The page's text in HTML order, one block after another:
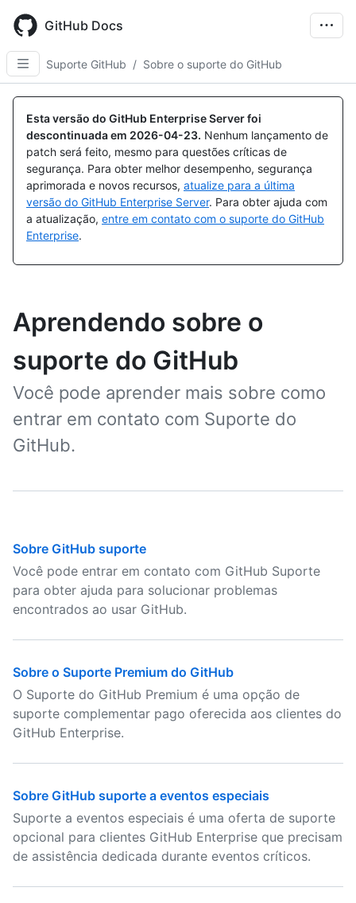
main
content
GitHub Docs
Suporte GitHub / Sobre o suporte do GitHub
Esta versão do GitHub Enterprise Server foi
descontinuada em 2026-04-23. Nenhum lançamento de
patch será feito, mesmo para questões críticas de
segurança. Para obter melhor desempenho, segurança
aprimorada e novos recursos, atualize para a última
versão do GitHub Enterprise Server. Para obter ajuda com
a atualização, entre em contato com o suporte do GitHub
Enterprise.
Aprendendo sobre o
suporte do GitHub
Você pode aprender mais sobre como
entrar em contato com Suporte do
GitHub.
Sobre GitHub suporte
Você pode entrar em contato com GitHub Suporte
para obter ajuda para solucionar problemas
encontrados ao usar GitHub.
Sobre o Suporte Premium do GitHub
O Suporte do GitHub Premium é uma opção de
suporte complementar pago oferecida aos clientes do
GitHub Enterprise.
Sobre GitHub suporte a eventos especiais
Suporte a eventos especiais é uma oferta de suporte
opcional para clientes GitHub Enterprise que precisam
de assistência dedicada durante eventos críticos.